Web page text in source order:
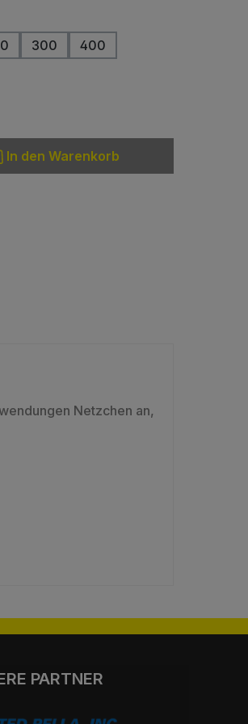
300 400
Wert ein oder benutze die
In den Warenkorb
Netzchen an,
PARTNER